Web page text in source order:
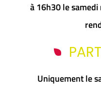
à 16h30 le
Uniquement le